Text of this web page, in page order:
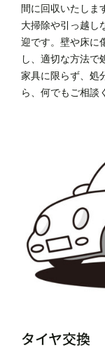
間に回収いたしま
大掃除や引っ越し
迎です。壁や床に
し、適切な方法で
家具に限らず、処
ら、何でもご相談
タイヤ交換